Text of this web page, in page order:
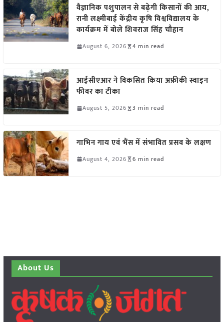
वैज्ञानिक पशुपालन से बढ़ेगी किसानों की आय,
रानी लक्ष्मीबाई केंद्रीय कृषि विश्वविद्यालय के
कार्यक्रम में बोले शिवराज सिंह चौहान
August 6, 2026 4 min read
आईसीएआर ने विकसित किया अफ्रीकी स्वाइन
फीवर का टीका
August 5, 2026 3 min read
गाभिन गाय एवं भैंस में संभावित प्रसव के लक्षण
August 4, 2026 6 min read
About Us